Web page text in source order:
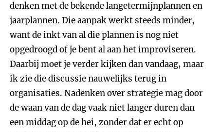
denken met de bekende langetermijnplannen en
jaarplannen. Die aanpak werkt steeds minder,
want de inkt van al die plannen is nog niet
opgedroogd of je bent al aan het improviseren.
Daarbij moet je verder kijken dan vandaag, maar
ik zie die discussie nauwelijks terug in
organisaties. Nadenken over strategie mag door
de waan van de dag vaak niet langer duren dan
een middag op de hei, zonder dat er echt op